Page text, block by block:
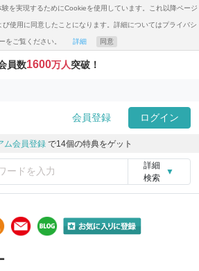
を実現するためにCookieを使用しています。これ以降ページ
使用に同意したことになります。詳細についてはプライバシ
をご覧ください。 詳細 同意
員数1600万人突破！
会員登録 ログイン
ム会員登録 で14個の特典をゲット
詳細
検索
▼